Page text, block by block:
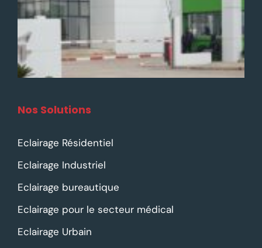
Nos Solutions
Eclairage Résidentiel
Eclairage Industriel
Eclairage bureautique
Eclairage pour le secteur médical
Eclairage Urbain